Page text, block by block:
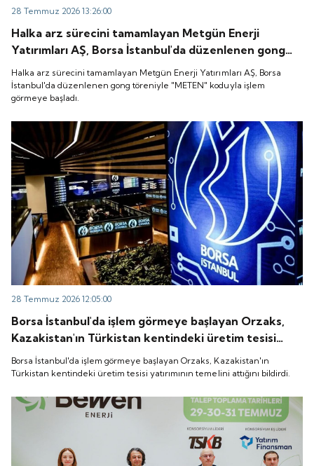
28 Temmuz 2026 13:26:00
Halka arz sürecini tamamlayan Metgün Enerji
Yatırımları AŞ, Borsa İstanbul'da düzenlenen gong
töreniyle "METEN" koduyla işlem görmeye başladı.
Halka arz sürecini tamamlayan Metgün Enerji Yatırımları AŞ, Borsa
İstanbul'da düzenlenen gong töreniyle "METEN" koduyla işlem
görmeye başladı.
28 Temmuz 2026 12:05:00
Borsa İstanbul'da işlem görmeye başlayan Orzaks,
Kazakistan'ın Türkistan kentindeki üretim tesisi
yatırımının temelini attığını bildirdi.
Borsa İstanbul'da işlem görmeye başlayan Orzaks, Kazakistan'ın
Türkistan kentindeki üretim tesisi yatırımının temelini attığını bildirdi.